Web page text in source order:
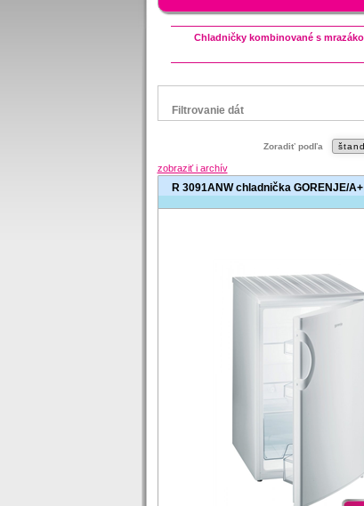
Chladničky kombinované s
Filtrovanie dát
Zanussi
Status
Zoradiť podľa
zobraziť i archív
R 3091ANW chladnička GORENJE/A+